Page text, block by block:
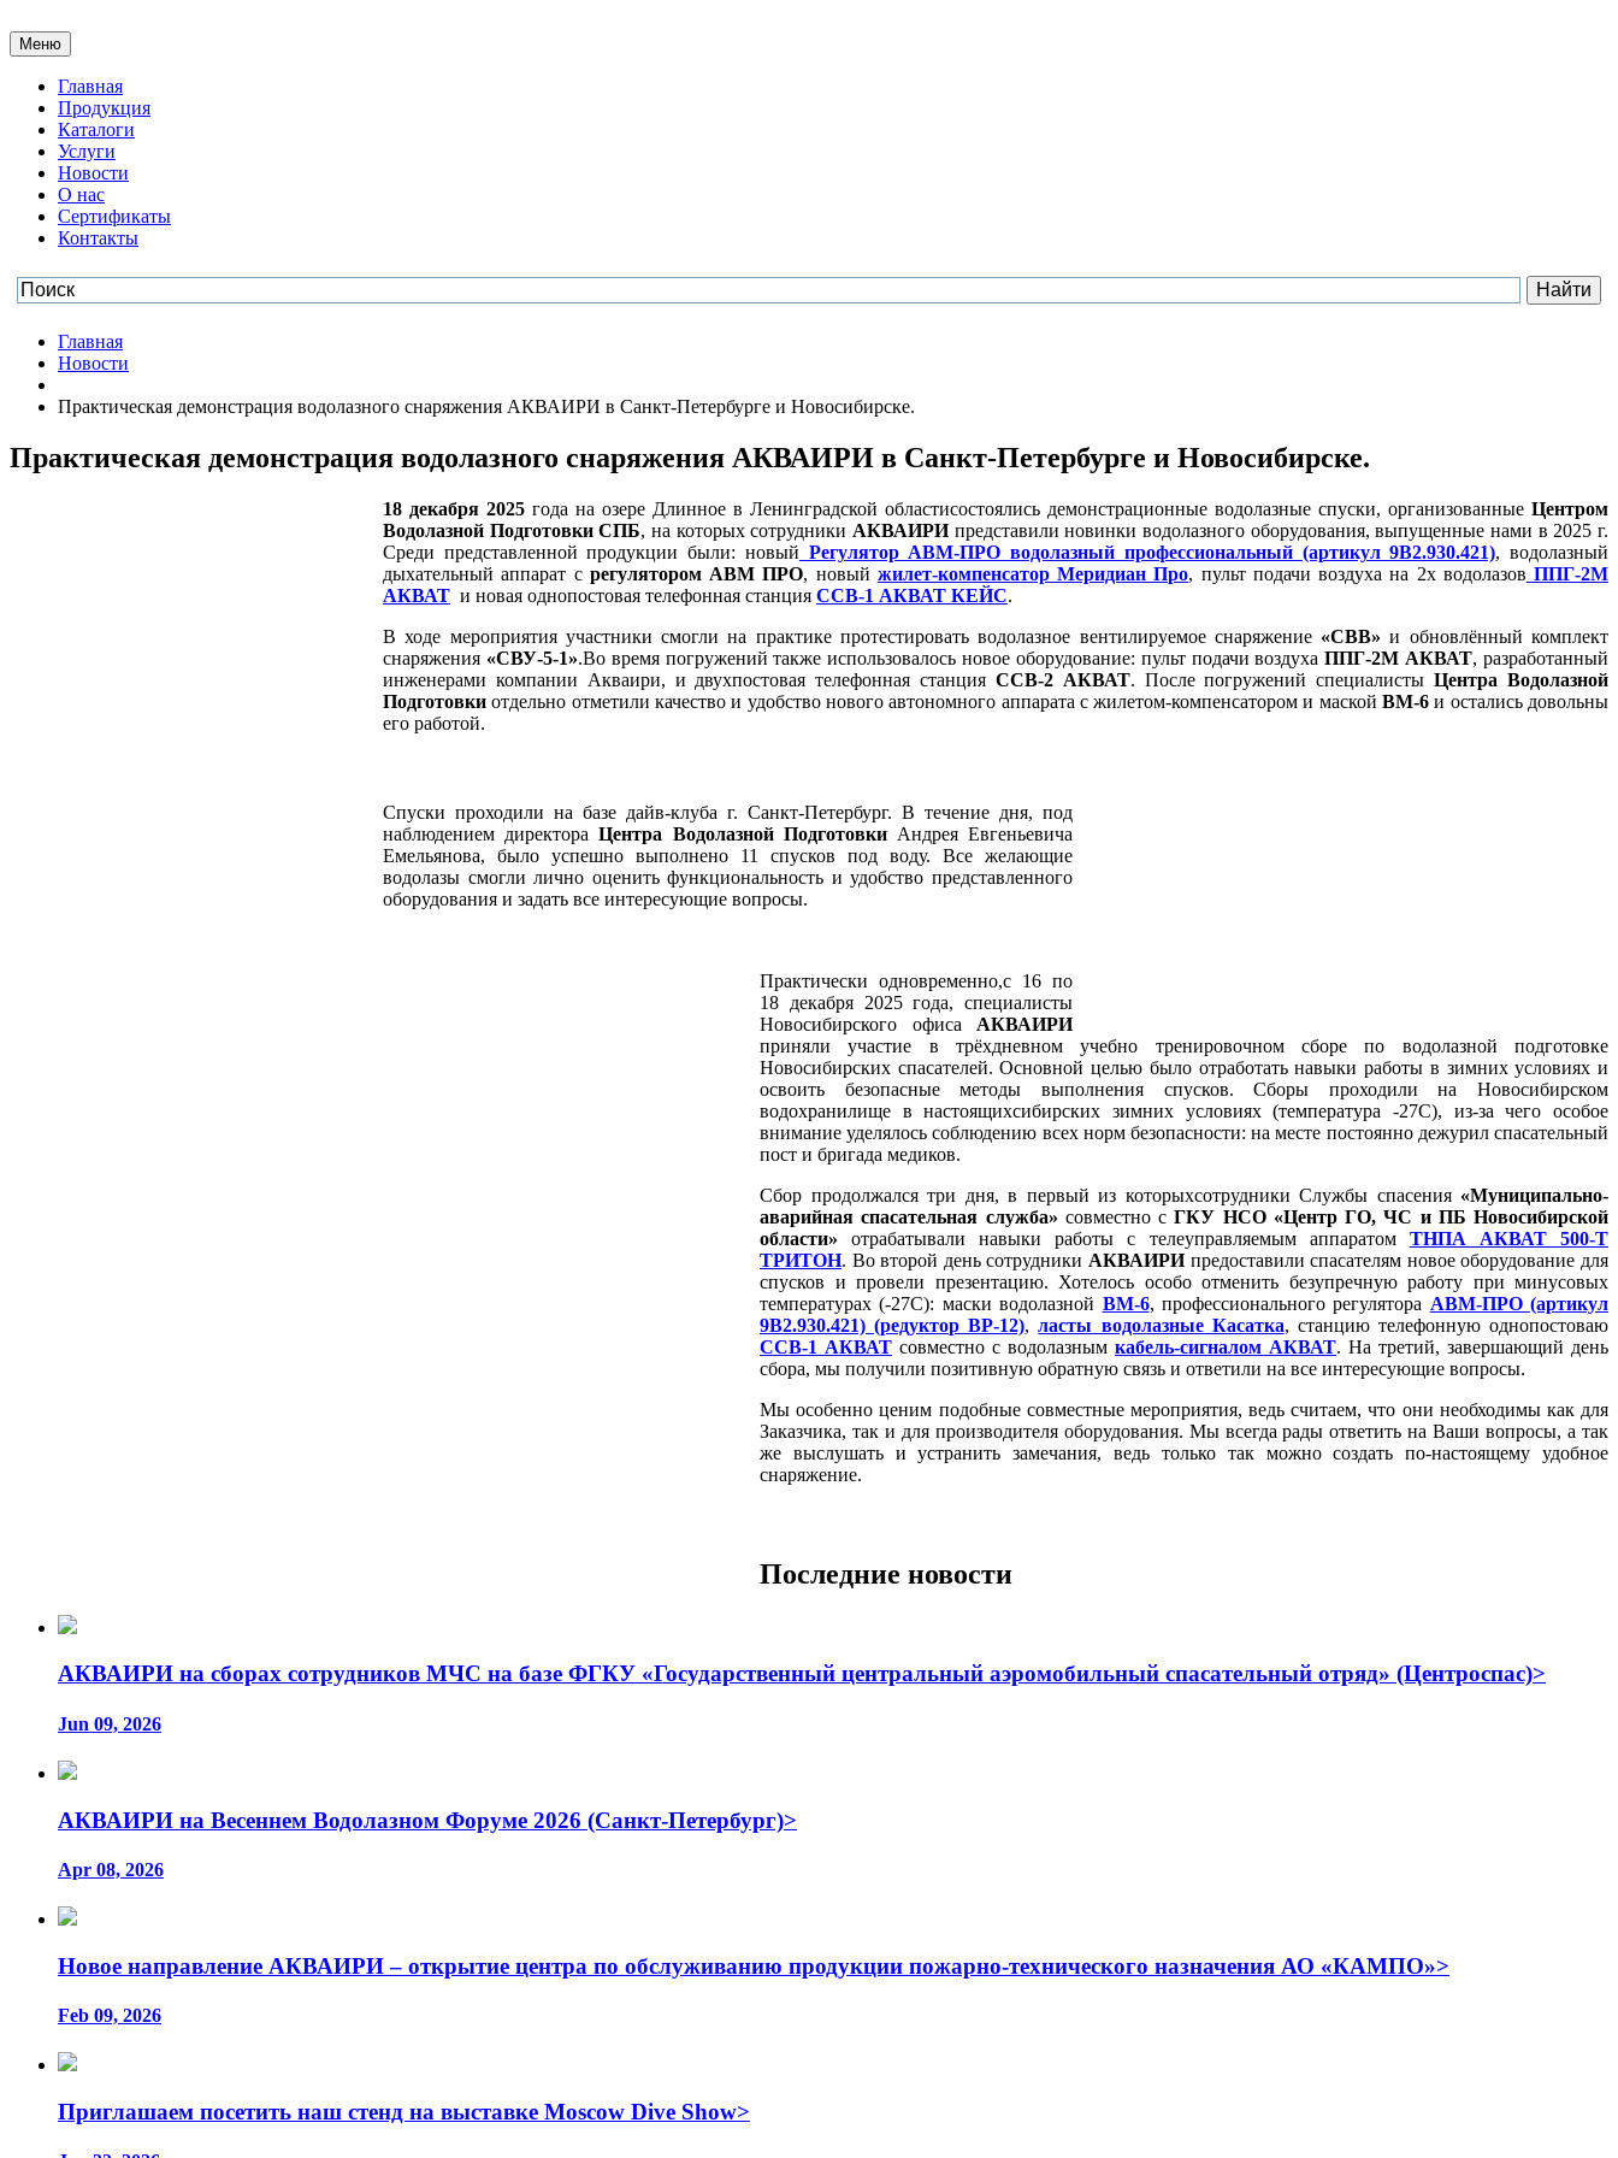
Меню
Главная
Продукция
Каталоги
Услуги
Новости
О нас
Сертификаты
Контакты
Главная
Новости
Практическая демонстрация водолазного снаряжения АКВАИРИ в Санкт-Петербурге и Новосибирске.
Практическая демонстрация водолазного снаряжения АКВАИРИ в Санкт-Петербурге и Новосибирске.
18 декабря 2025 года на озере Длинное в Ленинградской областисостоялись демонстрационные водолазные спуски, организованные Центром
Водолазной Подготовки СПБ, на которых сотрудники АКВАИРИпредставили новинки водолазного оборудования, выпущенные нами в 2025 г.
Среди представленной продукции были: новый Регулятор АВМ-ПРО водолазный профессиональный (артикул 9В2.930.421), водолазный
дыхательный аппарат с регулятором АВМ ПРО, новый жилет-компенсатор Меридиан Про, пульт подачи воздуха на 2х водолазов ППГ-2М
АКВАТ и новая однопостовая телефонная станция ССВ-1 АКВАТ КЕЙС.
В ходе мероприятия участники смогли на практике протестировать водолазное вентилируемое снаряжение«СВВ» и обновлённый комплект
снаряжения «СВУ-5-1».Во время погружений также использовалось новое оборудование: пульт подачи воздухаППГ-2М АКВАТ, разработанный
инженерами компании Акваири, и двухпостовая телефонная станция ССВ-2 АКВАТ. После погружений специалистыЦентра Водолазной
Подготовки отдельно отметили качество и удобство нового автономного аппарата с жилетом-компенсатором и маскойВМ-6 и остались довольны
его работой.
Спуски проходили на базе дайв-клуба г. Санкт-Петербург. В течение дня, под
наблюдением директораЦентра Водолазной ПодготовкиАндрея Евгеньевича
Емельянова, было успешно выполнено 11 спусков под воду. Все желающие
водолазы смогли лично оценить функциональность и удобство представленного
оборудования и задать все интересующие вопросы.
Практически одновременно,с 16 по
18 декабря 2025 года, специалисты
Новосибирского офиса АКВАИРИ
приняли участие в трёхдневном учебно тренировочном сборе по водолазной подготовке
Новосибирских спасателей. Основной целью было отработать навыки работы в зимних условиях и
освоить безопасные методы выполнения спусков. Сборы проходили на Новосибирском
водохранилище в настоящихсибирских зимних условиях (температура -27С), из-за чего особое
внимание уделялось соблюдению всех норм безопасности: на месте постоянно дежурил спасательный
пост и бригада медиков.
Сбор продолжался три дня, в первый из которыхсотрудники Службы спасения «Муниципально-
аварийная спасательная служба» совместно сГКУ НСО «Центр ГО, ЧС и ПБ Новосибирской
области» отрабатывали навыки работы с телеуправляемым аппаратом ТНПА АКВАТ 500-Т
ТРИТОН. Во второй день сотрудники АКВАИРИпредоставили спасателям новое оборудование для
спусков и провели презентацию. Хотелось особо отменить безупречную работу при минусовых
температурах (-27С): маски водолазной ВМ-6, профессионального регулятора АВМ-ПРО (артикул
9В2.930.421) (редуктор ВР-12),ласты водолазные Касатка, станцию телефонную однопостоваю
ССВ-1 АКВАТ совместно с водолазным кабель-сигналом АКВАТ. На третий, завершающий день
сбора, мы получили позитивную обратную связь и ответили на все интересующие вопросы.
Мы особенно ценим подобные совместные мероприятия, ведь считаем, что они необходимы как для
Заказчика, так и для производителя оборудования. Мы всегда рады ответить на Ваши вопросы, а так
же выслушать и устранить замечания, ведь только так можно создать по-настоящему удобное
снаряжение.
Последние новости
АКВАИРИ на сборах сотрудников МЧС на базе ФГКУ «Государственный центральный аэромобильный спасательный отряд» (Центроспас)>
Jun 09, 2026
АКВАИРИ на Весеннем Водолазном Форуме 2026 (Санкт-Петербург)>
Apr 08, 2026
Новое направление АКВАИРИ – открытие центра по обслуживанию продукции пожарно-технического назначения АО «КАМПО»>
Feb 09, 2026
Приглашаем посетить наш стенд на выставке Moscow Dive Show>